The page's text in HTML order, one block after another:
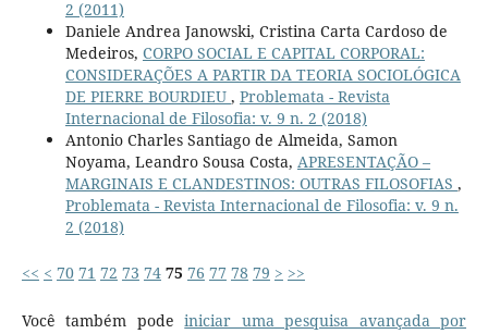
2 (2011)
Daniele Andrea Janowski, Cristina Carta Cardoso de
Medeiros, CORPO SOCIAL E CAPITAL CORPORAL:
CONSIDERAÇÕES A PARTIR DA TEORIA SOCIOLÓGICA
DE PIERRE BOURDIEU , Problemata - Revista
Internacional de Filosofia: v. 9 n. 2 (2018)
Antonio Charles Santiago de Almeida, Samon
Noyama, Leandro Sousa Costa, APRESENTAÇÃO –
MARGINAIS E CLANDESTINOS: OUTRAS FILOSOFIAS ,
Problemata - Revista Internacional de Filosofia: v. 9 n.
2 (2018)
<< < 70 71 72 73 74 75 76 77 78 79 > >>
Você também podeiniciar uma pesquisa avançada por